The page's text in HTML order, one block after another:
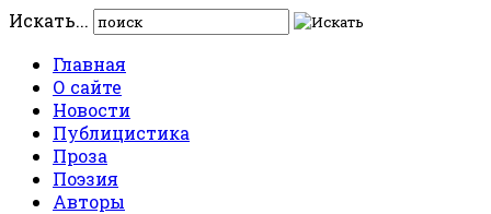
Искать...
Главная
О сайте
Новости
Публицистика
Проза
Поэзия
Авторы